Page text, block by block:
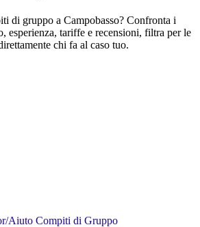
di gruppo a Campobasso? Confronta i
esperienza, tariffe e recensioni, filtra per le
chi fa al caso tuo.
Aiuto Compiti di Gruppo